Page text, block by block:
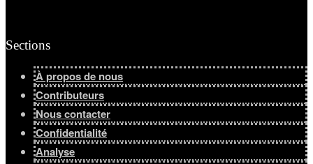
Sections
À propos de nous
Contributeurs
Nous contacter
Confidentialité
Analyse